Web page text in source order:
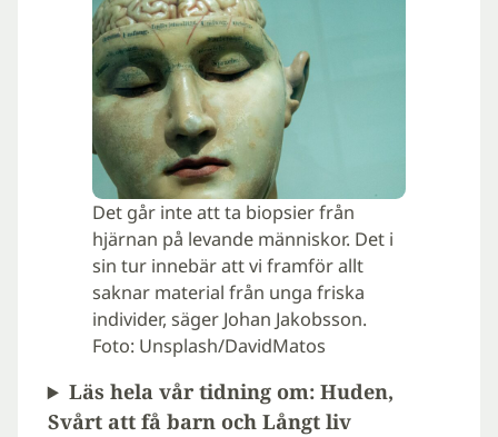
Det går inte att ta biopsier från
hjärnan på levande människor. Det i
sin tur innebär att vi framför allt
saknar material från unga friska
individer, säger Johan Jakobsson.
Foto: Unsplash/DavidMatos
Läs hela vår tidning om: Huden,
Svårt att få barn och Långt liv